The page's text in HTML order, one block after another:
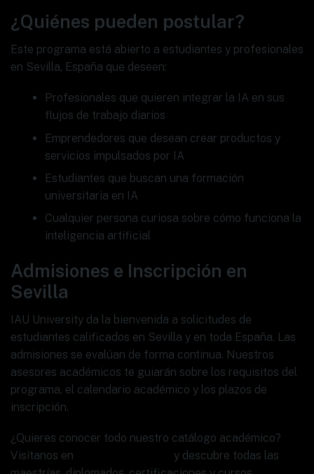
¿Quiénes pueden postular?
Este programa está abierto a estudiantes y profesionales
en Sevilla, España que deseen:
Profesionales que quieren integrar la IA en sus
flujos de trabajo diarios
Emprendedores que desean crear productos y
servicios impulsados por IA
Estudiantes que buscan una formación
universitaria en IA
Cualquier persona curiosa sobre cómo funciona la
inteligencia artificial
Admisiones e Inscripción en
Sevilla
IAU University da la bienvenida a solicitudes de
estudiantes calificados en Sevilla y en toda España. Las
admisiones se evalúan de forma continua. Nuestros
asesores académicos te guiarán sobre los requisitos del
programa, el calendario académico y los plazos de
inscripción.
¿Quieres conocer todo nuestro catálogo académico?
Visítanos en
y descubre todas las